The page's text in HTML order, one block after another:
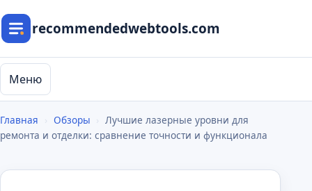
recommendedwebtools.com
Меню
Главная Обзоры
Лучшие лазерные уровни для
ремонта и отделки: сравнение точности и функционала